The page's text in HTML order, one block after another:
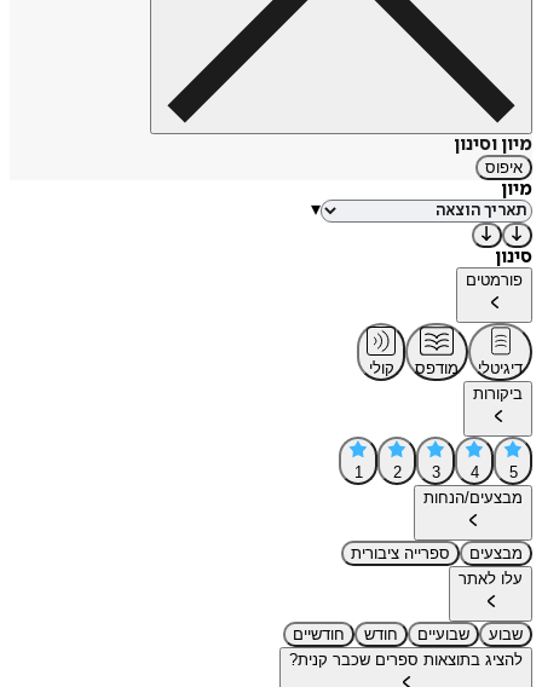
מיון וסינון
איפוס
מיון
▾
סינון
פורמטים
דיגיטלי מודפס
קולי
ביקורות
5
4
3
2
1
מבצעים/הנחות
מבצעים
ספרייה ציבורית
עלו לאתר
שבוע שבועיים חודש
חודשיים
להציג בתוצאות ספרים שכבר קנית?